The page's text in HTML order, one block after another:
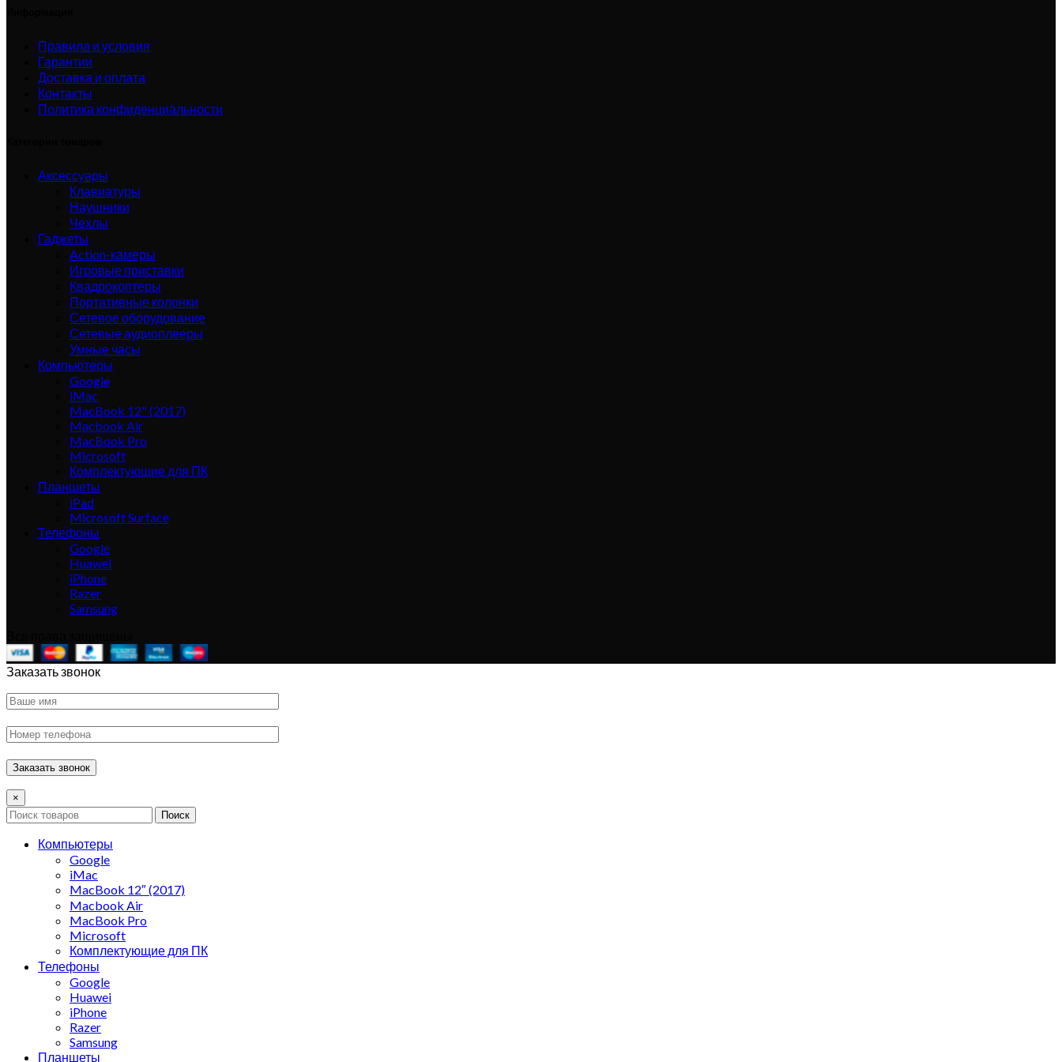
Правила и условия
Гарантии
Доставка и оплата
Контакты
Политика конфиденциальности
Аксессуары
Клавиатуры
Наушники
Чехлы
Гаджеты
Action-камеры
Игровые приставки
Квадрокоптеры
Портативные колонки
Сетевое оборудование
Сетевые аудиоплееры
Умные часы
Компьютеры
Google
iMac
MacBook 12" (2017)
Macbook Air
MacBook Pro
Microsoft
Комплектующие для ПК
Планшеты
iPad
Microsoft Surface
Телефоны
Google
Huawei
iPhone
Razer
Samsung
Заказать звонок
×
Поиск
Компьютеры
Google
iMac
MacBook 12″ (2017)
Macbook Air
MacBook Pro
Microsoft
Комплектующие для ПК
Телефоны
Google
Huawei
iPhone
Razer
Samsung
Планшеты